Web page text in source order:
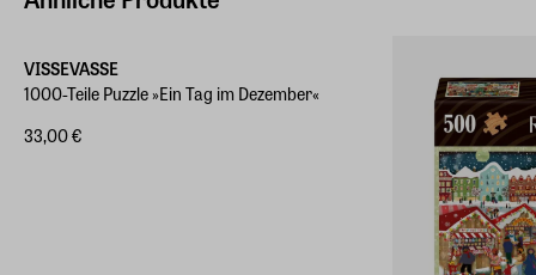
VISSEVASSE
1000-Teile Puzzle »Ein Tag im Dezember«
33,00 €